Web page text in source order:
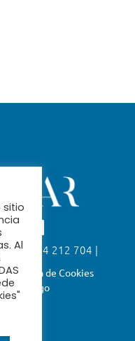
| 954 212 704 |
Política de Cookies
de Pago
sitio
Al